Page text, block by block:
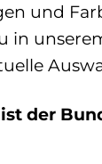
und
in
der